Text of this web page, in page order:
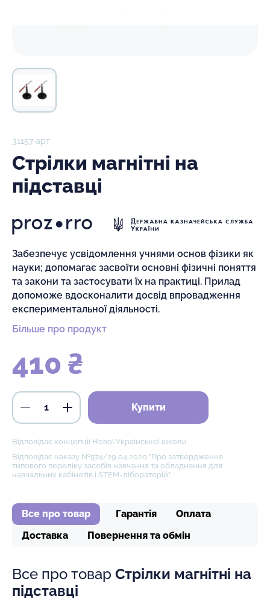
31157 арт
Стрілки магнітні на
підставці
Забезпечує усвідомлення учнями основ фізики як
науки; допомагає засвоїти основні фізичні поняття
та закони та застосувати їх на практиці. Прилад
допоможе вдосконалити досвід впровадження
експериментальної діяльності.
Більше про продукт
410 ₴
Купити
Відповідає концепції Нової Української школи
Відповідає наказу №574/29.04.2020 "Про затвердження
типового переліку засобів навчання та обладнання для
навчальних кабінетів і STEM-лібораторій"
Все про товар Гарантія
Оплата
Доставка
Повернення та обмін
Все про товар Стрілки магнітні на
підставці